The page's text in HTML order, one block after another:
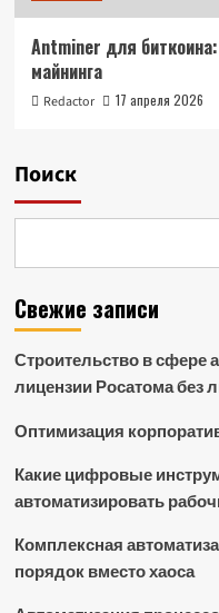
Antminer для
майнинга
Redactor 17 апреля 2026
Поиск
Свежие записи
Строительство в сфере
лицензии Росатома без
Оптимизация
Какие цифровые
автоматизировать
Комплексная
порядок вместо хаоса